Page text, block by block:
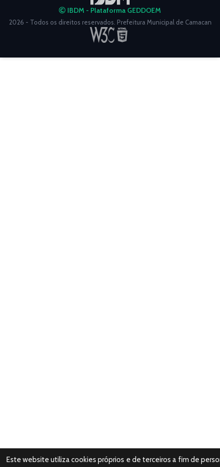
IBDM - Plataforma GEDDOEM
2026 - Todos os direitos reservados. Prefeitura Municipal de Camacan
Este website utiliza cookies próprios e de terceiros a fim de